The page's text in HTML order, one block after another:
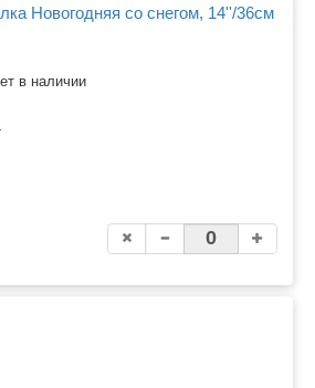
Новогодняя со снегом, 14''/36см
в наличии